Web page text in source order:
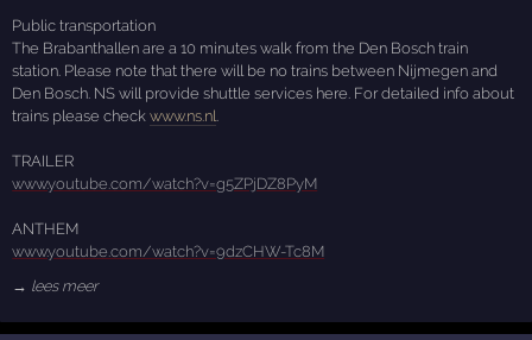
Public transportation
The Brabanthallen are a 10 minutes walk from the Den Bosch train
station. Please note that there will be no trains between Nijmegen and
Den Bosch. NS will provide shuttle services here. For detailed info about
trains please checkwww.ns.nl
TRAILER
www.youtube.com/watch?v=g5ZPjDZ8PyM
ANTHEM
www.youtube.com/watch?v=9dzCHW-Tc8M
→ lees meer